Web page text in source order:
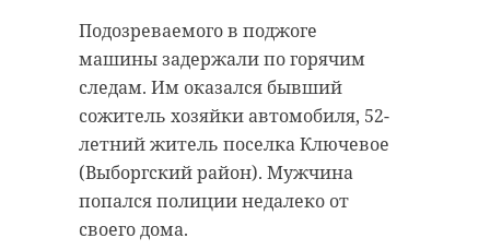
Подозреваемого в поджоге
машины задержали по горячим
следам. Им оказался бывший
сожитель хозяйки автомобиля, 52-
летний житель поселка Ключевое
(Выборгский район). Мужчина
попался полиции недалеко от
своего дома.
местная Общественная палата и
женсовет, а также районный
совет ветеранов, руководители
организаций и обычные жители.
Мы не можем
остаться в стороне от